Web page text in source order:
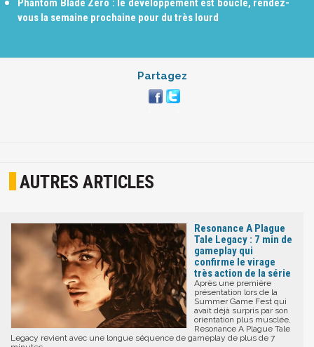
Phantom Blade Zero : le développement est bouclé, rendez-
vous la semaine prochaine pour du très lourd
Partagez
AUTRES ARTICLES
Resonance A Plague
Tale Legacy : 7 min de
gameplay qui
confirme le virage
très action de la série
Après une première
présentation lors de la
Summer Game Fest qui
avait déjà surpris par son
orientation plus musclée,
Resonance A Plague Tale
Legacy revient avec une longue séquence de gameplay de plus de 7